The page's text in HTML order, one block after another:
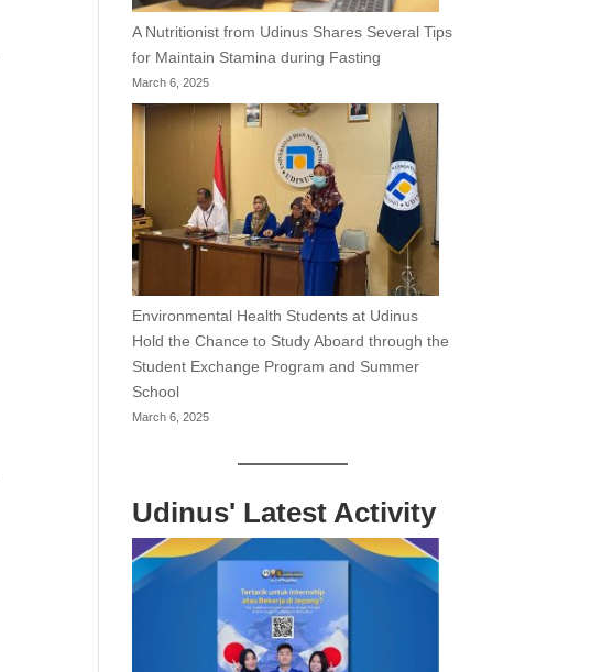
A Nutritionist from Udinus Shares Several Tips
for Maintain Stamina during Fasting
March 6, 2025
Environmental Health Students at Udinus
Hold the Chance to Study Aboard through the
Student Exchange Program and Summer
School
March 6, 2025
Udinus' Latest Activity